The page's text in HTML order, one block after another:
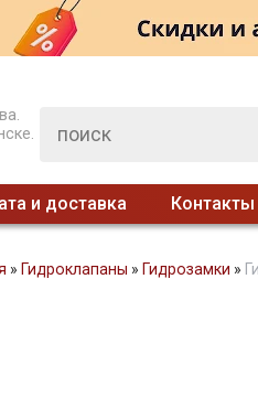
и доставка Контакты
» Гидроклапаны » Гидрозамки »